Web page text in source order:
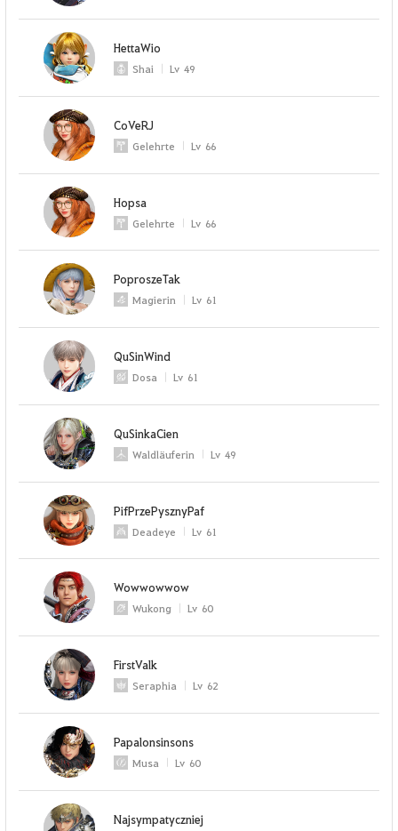
HettaWio
Shai Lv 49
CoVeRJ
Gelehrte Lv 66
Hopsa
Gelehrte Lv 66
PoproszeTak
Magierin Lv 61
QuSinWind
Dosa Lv 61
QuSinkaCien
Waldläuferin Lv 49
PifPrzePysznyPaf
Deadeye Lv 61
Wowwowwow
Wukong Lv 60
FirstValk
Seraphia Lv 62
Papalonsinsons
Musa Lv 60
Najsympatyczniej